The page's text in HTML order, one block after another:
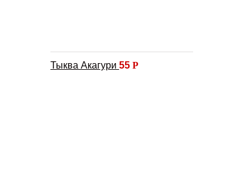
Тыква Акагури 55 Р